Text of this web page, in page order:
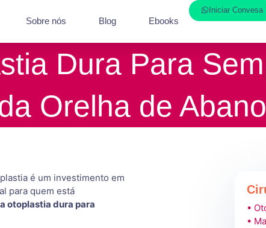
Sobre nós Blog Ebooks
Iniciar Convesa
Dura Para
Orelha de Abano
é um investimento em
para quem está
otoplastia dura para
•
•